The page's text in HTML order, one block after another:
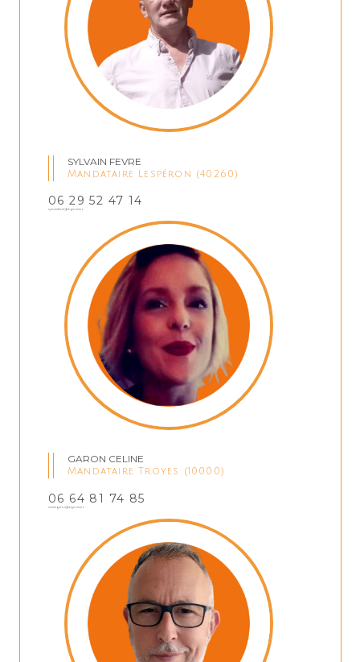
SYLVAIN FEVRE
Mandataire Lespéron (40260)
06 29 52 47 14
sylvainfevre@regm.immo
GARON CELINE
Mandataire Troyes (10000)
06 64 81 74 85
celinegaron@regm.immo